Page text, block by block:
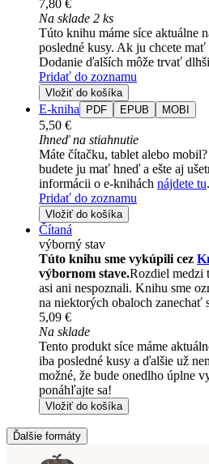
7,80 €
Na sklade 2 ks
Túto knihu máme síce aktuálne
posledné kusy. Ak ju chcete
Dodanie ďalších môže trvať
Pridať do zoznamu
Vložiť do košíka
E-kniha PDF EPUB MOBI
5,50 €
Ihneď na stiahnutie
Máte čítačku, tablet alebo
budete ju mať hneď a ešte aj
informácii o e-knihách nájdete tu.
Pridať do zoznamu
Vložiť do košíka
Čítaná
výborný stav
Túto knihu sme vykúpili cez
výbornom stave.Rozdiel medzi
asi ani nespoznali. Knihu sme
na niektorých obaloch zanechať
5,09 €
Na sklade
Tento produkt síce máme
iba posledné kusy a ďalšie už
možné, že bude onedlho úplne
ponáhľajte sa!
Vložiť do košíka
Ďalšie formáty